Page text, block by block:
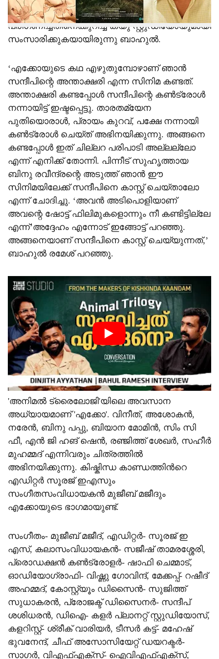
വേഷത്തിലേക് സന്ദീപിനെ
പരിഗണിച്ചതിനെക്കുറിച്ച് ക്യു സ്റ്റുഡിയോയുമായി
സംസാരിക്കുകയായിരുന്നു ബാഹുൽ.
‘എക്കോയുടെ കഥ എഴുതുമ്പോഴാണ് ഞാന്‍
സന്ദീപിന്റെ അന്താക്ഷരി എന്ന സിനിമ കണ്ടത്.
അന്താക്ഷരി കണ്ടപ്പോള്‍ സന്ദീപിന്റെ കണ്‍ട്രോള്‍
നന്നായിട്ട് ഇഷ്ടപ്പെട്ടു. താരതമ്യേന
പുതിയൊരാള്‍, പ്രായം കുറവ്, പക്ഷേ നന്നായി
കണ്‍ട്രോള്‍ ചെയ്ത് അഭിനയിക്കുന്നു. അങ്ങനെ
കണ്ടപ്പോള്‍ ഇത് ചില്ലറ പരിപാടി അല്ലല്ലോ
എന്ന് എനിക്ക് തോന്നി. പിന്നീട് സുഹൃത്തായ
ബിനു രവീന്ദ്രന്റെ അടുത്ത് ഞാന്‍ ഈ
സിനിമയിലേക്ക് സന്ദീപിനെ കാസ്റ്റ് ചെയ്താലോ
എന്ന് ചോദിച്ചു. ‘അവന്‍ അടിപൊളിയാണ്
അവന്റെ ഷോട്ട് ഫിലിമുകളൊന്നും നീ കണ്ടിട്ടില്ലേ
എന്ന്’അദ്ദേഹം എന്നോട് ഇങ്ങോട്ട് പറഞ്ഞു.
അങ്ങനെയാണ് സന്ദീപിനെ കാസ്റ്റ് ചെയ്യുന്നത്,’
ബാഹുൽ രമേശ് പറഞ്ഞു.
'അനിമൽ ട്രൈലോജി'യിലെ അവസാന
അധ്യായമാണ് 'എക്കോ'. വിനീത്, അശോകൻ,
നരേൻ, ബിനു പപ്പു, ബിയാന മോമിൻ, സിം സി
ഫീ, എൻ ജി ഹങ് ഷെൻ, രഞ്ജിത്ത് ശേഖർ, സഹീർ
മുഹമ്മദ് എന്നിവരും ചിത്രത്തിൽ
അഭിനയിക്കുന്നു. കിഷ്കിന്ധ കാണ്ഡത്തിന്‍റെ
എഡിറ്റർ സൂരജ് ഇഎസും
സംഗീതസംവിധായകൻ മുജീബ് മജീദും
എക്കോയുടെ ഭാഗമായുണ്ട്.
സംഗീതം- മുജീബ് മജീദ്, എഡിറ്റർ- സൂരജ് ഇ
എസ്, കലാസംവിധായകൻ- സജീഷ് താമരശ്ശേരി,
പ്രൊഡക്ഷൻ കൺട്രോളർ- ഷാഫി ചെമ്മാട്,
ഓഡിയോഗ്രാഫി- വിഷ്ണു ഗോവിന്ദ്, മേക്കപ്പ്- റഷീദ്
അഹമ്മദ്, കോസ്റ്റ്യൂം ഡിസൈൻ- സുജിത്ത്
സുധാകരൻ, പ്രോജക്ട് ഡിസൈനർ- സന്ദീപ്
ശശിധരൻ, ഡിഐ- കളർ പ്ലാനറ്റ് സ്റ്റുഡിയോസ്,
കളറിസ്റ്റ്- ശ്രീക് വാരിയർ, ടീസർ കട്ട്- മഹേഷ്
ഭുവനേന്ദ്, ചീഫ് അസോസിയേറ്റ് ഡയറക്ടർ-
സാഗർ, വിഎഫ്എക്സ്- ഐവിഎഫ്എക്സ്,